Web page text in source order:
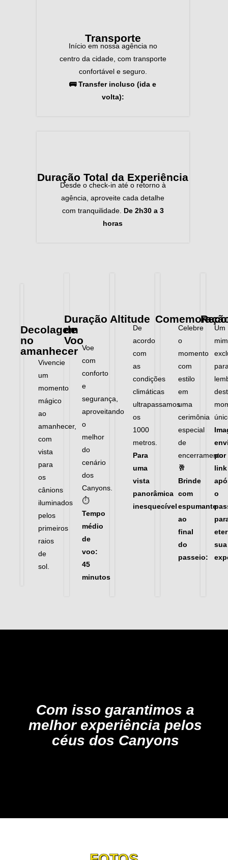
Transporte
Início em nossa agência no
centro da cidade, com transporte
confortável e seguro.
🚌 Transfer incluso (ida e
volta):
Duração Total da Experiência
Desde o check-in até o retorno à
agência, aproveite cada detalhe
com tranquilidade. De 2h30 a 3
horas
Decolagem
no
amanhecer
Vivencie
um
momento
mágico
ao
amanhecer,
com
vista
para
os
cânions
iluminados
pelos
primeiros
raios
de
sol.
Duração
de
Voo
Voe
com
conforto
e
segurança,
aproveitando
o
melhor
do
cenário
dos
Canyons.
⏱
Tempo
médio
de
voo:
45
minutos
Altitude
De
acordo
com
as
condições
climáticas
ultrapassamos
os
1000
metros.
Para
uma
vista
panorâmica
inesquecível
Celebre
o
momento
com
estilo
em
uma
cerimônia
especial
de
encerramento.
🥂
Brinde
com
espumante
ao
final
do
passeio:
Um
por
link
o
sua
Com isso garantimos a
melhor experiência pelos
céus dos Canyons